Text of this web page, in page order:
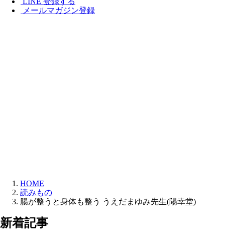
メールマガジン登録
HOME
読みもの
腸が整うと身体も整う うえだまゆみ先生(陽幸堂)
新着記事